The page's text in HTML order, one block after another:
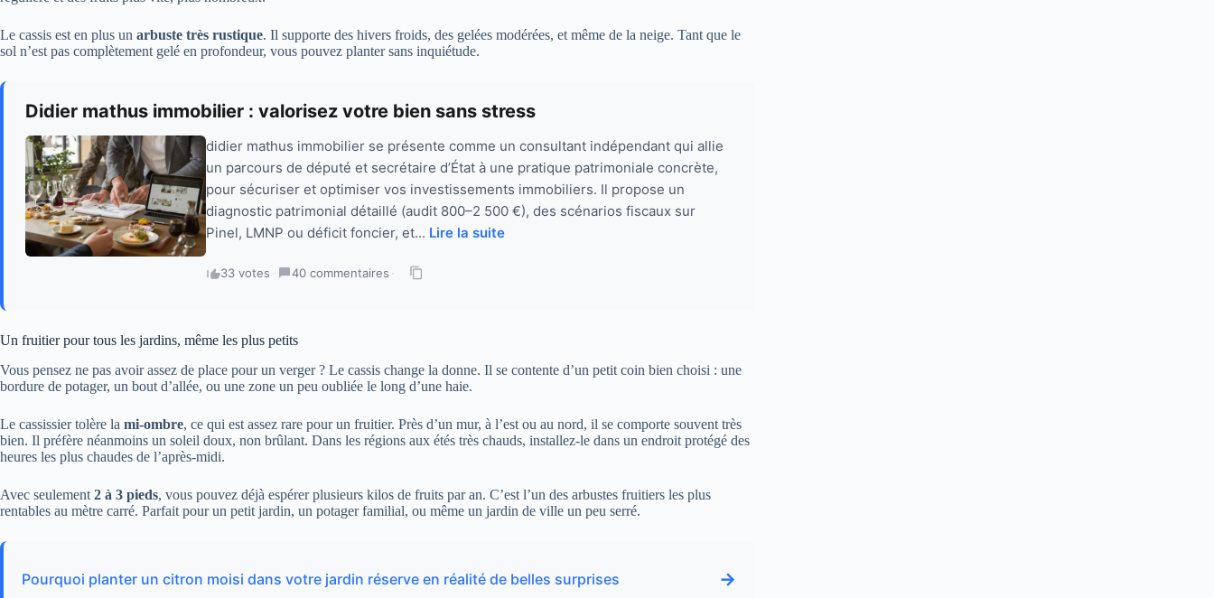
Le cassis est en plus un arbuste très rustique. Il supporte des hivers froids, des gelées modérées, et même de la neige. Tant que le
sol n’est pas complètement gelé en profondeur, vous pouvez planter sans inquiétude.
Didier mathus immobilier : valorisez votre bien sans stress
didier mathus immobilier se présente comme un consultant indépendant qui allie
un parcours de député et secrétaire d’État à une pratique patrimoniale concrète,
pour sécuriser et optimiser vos investissements immobiliers. Il propose un
diagnostic patrimonial détaillé (audit 800–2 500 €), des scénarios fiscaux sur
Pinel, LMNP ou déficit foncier, et... Lire la suite
33 votes · 40 commentaires ·
Un fruitier pour tous les jardins, même les plus petits
Vous pensez ne pas avoir assez de place pour un verger ? Le cassis change la donne. Il se contente d’un petit coin bien choisi : une
bordure de potager, un bout d’allée, ou une zone un peu oubliée le long d’une haie.
Le cassissier tolère la mi-ombre, ce qui est assez rare pour un fruitier. Près d’un mur, à l’est ou au nord, il se comporte souvent très
bien. Il préfère néanmoins un soleil doux, non brûlant. Dans les régions aux étés très chauds, installez-le dans un endroit protégé des
heures les plus chaudes de l’après-midi.
Avec seulement 2 à 3 pieds, vous pouvez déjà espérer plusieurs kilos de fruits par an. C’est l’un des arbustes fruitiers les plus
rentables au mètre carré. Parfait pour un petit jardin, un potager familial, ou même un jardin de ville un peu serré.
Pourquoi planter un citron moisi dans votre jardin réserve en réalité de belles surprises →